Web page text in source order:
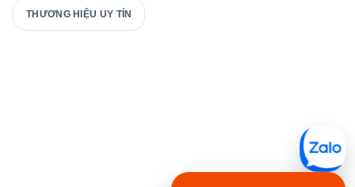
THƯƠNG HIỆU UY TÍN